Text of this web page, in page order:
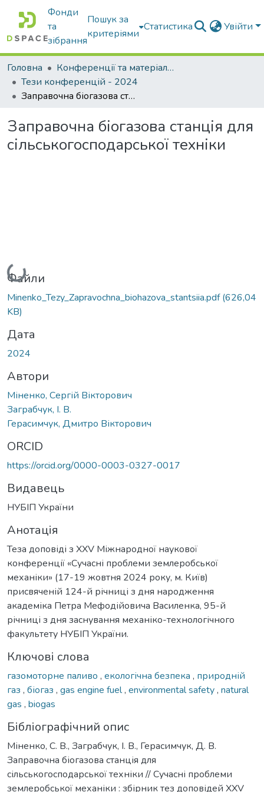
Фонди
та
зібрання
Пошук за
критеріями
Статистика Увійти
Головна
Конференції та матеріали конференцій
Тези конференцій - 2024
Заправочна біогазова станція для сільськогосподарської техніки
Заправочна біогазова станція для
сільськогосподарської техніки
Вантажиться...
Файли
Minenko_Tezy_Zapravochna_biohazova_stantsiia.pdf(626,04
KB)
Дата
2024
Автори
Міненко, Сергій Вікторович
Заграбчук, І. В.
Герасимчук, Дмитро Вікторович
ORCID
https://orcid.org/0000-0003-0327-0017
Видавець
НУБІП України
Анотація
Теза доповіді з XXV Міжнародної наукової
конференції «Сучасні проблеми землеробської
механіки» (17-19 жовтня 2024 року, м. Київ)
присвяченій 124-й річниці з дня народження
академіка Петра Мефодійовича Василенка, 95-й
річниці з дня заснування механіко-технологічного
факультету НУБІП України.
Ключові слова
газомоторне паливо , екологічна безпека , природній
газ , біогаз , gas engine fuel, environmental safety, natural
gas , biogas
Бібліографічний опис
Міненко, С. В., Заграбчук, І. В., Герасимчук, Д. В.
Заправочна біогазова станція для
сільськогосподарської техніки // Сучасні проблеми
землеробської механіки : збірник тез доповідей XXV